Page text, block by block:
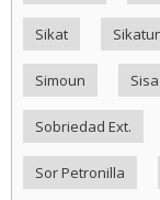
Sikat
Simoun Sisa
Sobriedad Ext.
Sor Petronilla